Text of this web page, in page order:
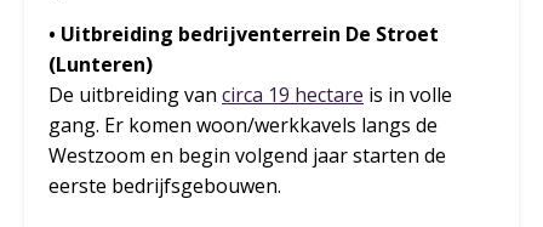
• Uitbreiding bedrijventerrein De Stroet
(Lunteren)
De uitbreiding van circa 19 hectare is in volle
gang. Er komen woon/werkkavels langs de
Westzoom en begin volgend jaar starten de
eerste bedrijfsgebouwen.